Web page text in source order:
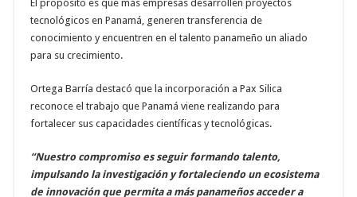
El propósito es que más empresas desarrollen proyectos
tecnológicos en Panamá, generen transferencia de
conocimiento y encuentren en el talento panameño un aliado
para su crecimiento.
Ortega Barría destacó que la incorporación a Pax Silica
reconoce el trabajo que Panamá viene realizando para
fortalecer sus capacidades científicas y tecnológicas.
“Nuestro compromiso es seguir formando talento,
impulsando la investigación y fortaleciendo un ecosistema
de innovación que permita a más panameños acceder a